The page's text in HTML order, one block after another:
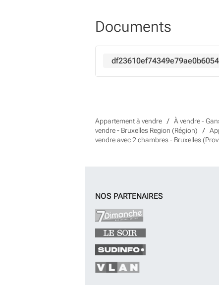
Documents
Appartement à vendre À vendre -
vendre - Bruxelles Region (Région)
vendre avec 2 chambres - Bruxelles
NOS PARTENAIRES